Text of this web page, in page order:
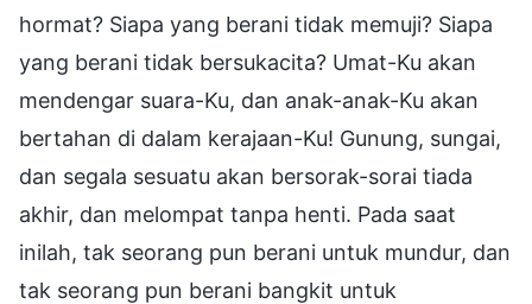
hormat? Siapa yang berani tidak memuji? Siapa
yang berani tidak bersukacita? Umat-Ku akan
mendengar suara-Ku, dan anak-anak-Ku akan
bertahan di dalam kerajaan-Ku! Gunung, sungai,
dan segala sesuatu akan bersorak-sorai tiada
akhir, dan melompat tanpa henti. Pada saat
inilah, tak seorang pun berani untuk mundur, dan
tak seorang pun berani bangkit untuk